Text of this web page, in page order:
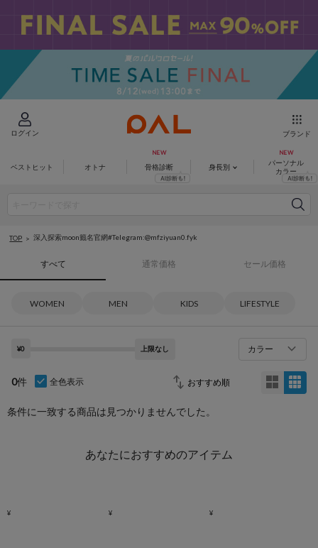
ログイン ブランド
ベストヒット オトナ 骨格診断 身長別
パーソナル
カラー
TOP 深入探索moon籤名官網#Telegram:@mfziyuan0.fyk
すべて 通常価格 セール価格
WOMEN MEN KIDS LIFESTYLE
¥0 上限なし カラー
0件 全色表示
条件に一致する商品は見つかりませんでした。
あなたにおすすめのアイテム